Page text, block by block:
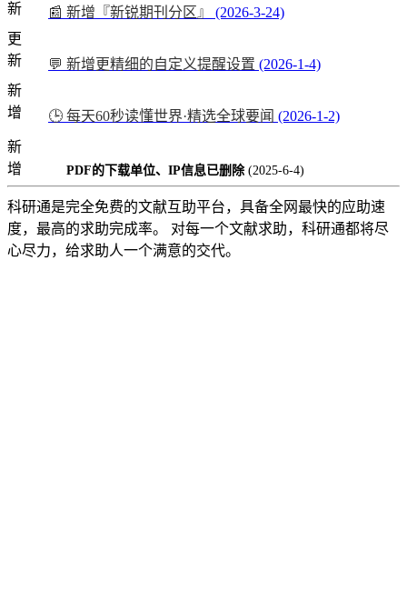
新
📰 新增『新锐期刊分区』
(2026-3-24)
更
新
💬 新增更精细的自定义提醒设置 (2026-1-4)
新
增
🕒 每天60秒读懂世界·精选全球要闻 (2026-1-2)
新
增
PDF的下载单位、IP信息已删除 (2025-6-4)
科研通是完全免费的文献互助平台，具备全网最快的应助速
度，最高的求助完成率。 对每一个文献求助，科研通都将尽
心尽力，给求助人一个满意的交代。